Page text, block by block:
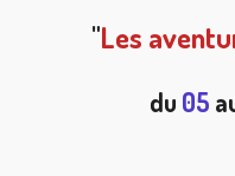
"Les
du 05